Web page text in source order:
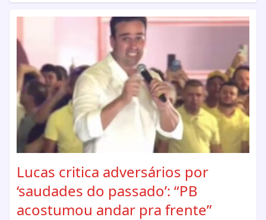
Lucas critica adversários por
‘saudades do passado’: “PB
acostumou andar pra frente”